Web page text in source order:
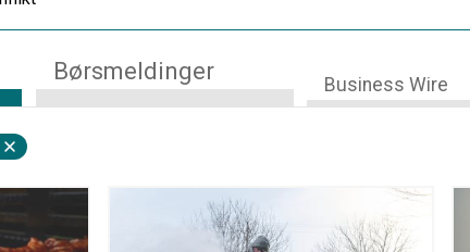
Børsmeldinger Business Wire